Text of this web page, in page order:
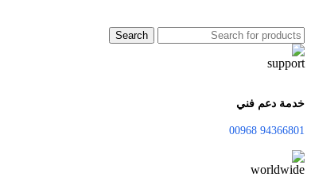
Search
خدمة دعم فني
94366801 00968